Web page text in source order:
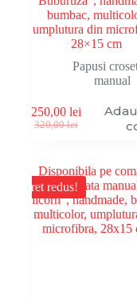
bumbac,
umplutura din
28×15 cm
Papusi
manual
320,00lei
Prețul
fost:
320,00 lei.
250,00lei
Prețul
250,00 lei.
Pret redus!